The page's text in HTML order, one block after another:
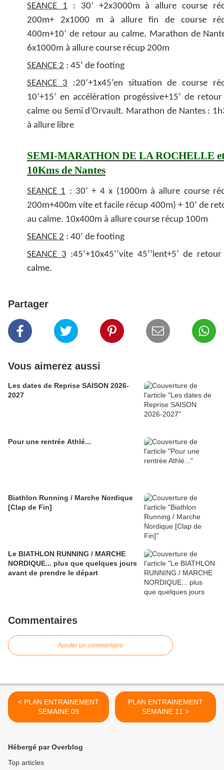
SEANCE 1 : 30’ +2x3000m à allure course
200m+ 2x1000 m à allure fin de course
400m+10’ de retour au calme. Marathon de
6x1000m à allure course récup 200m
SEANCE 2 : 45’ de footing
SEANCE 3 :20’+1x45’en situation de course
10’+15’ en accélération progéssive+15’ de
calme ou Semi d’Orvault. Marathon de Nantes :
à allure libre
SEMI-MARATHON DE LA ROCHELLE
10Kms de Nantes
SEANCE 1 : 30’ + 4 x (1000m à allure course
200m+400m vite et facile récup 400m) + 10’ de
au calme. 10x400m à allure course récup 100m
SEANCE 2 : 40’ de footing
SEANCE 3 :45’+10x45’’vite 45’’lent+5’ de
calme.
Partager
Vous aimerez aussi
Les dates de Reprise SAISON 2026-
2027
Pour une rentrée Athlé...
Biathlon Running / Marche Nordique
[Clap de Fin]
Le BIATHLON RUNNING / MARCHE
NORDIQUE... plus que quelques jours
avant de prendre le départ
Commentaires
Ajouter un commentaire
< PLAN ENTRAINEMENT
SEMAINE 09
PLAN ENTRAINEMENT
SEMAINE 11 >
Hébergé par Overblog
Top articles